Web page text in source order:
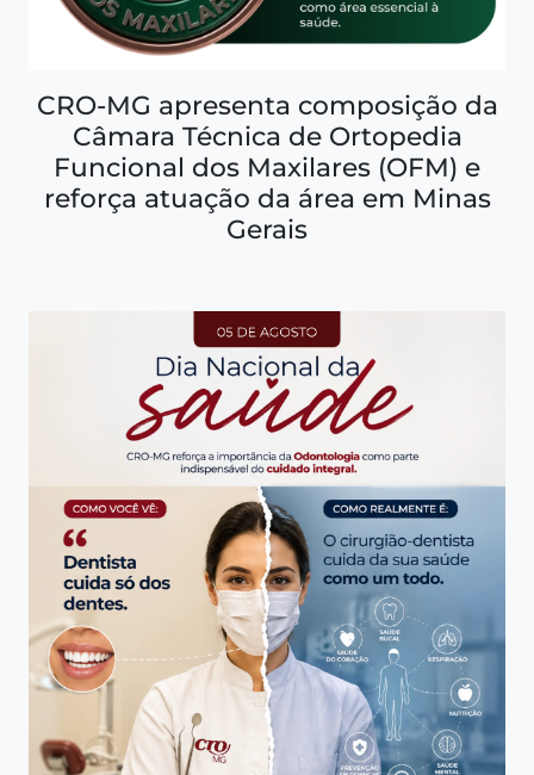
CRO-MG apresenta composição da
Câmara Técnica de Ortopedia
Funcional dos Maxilares (OFM) e
reforça atuação da área em Minas
Gerais